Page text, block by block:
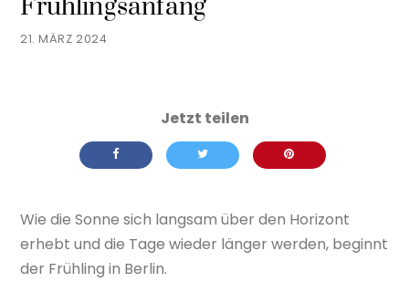
21. MÄRZ 2024
Frühlingsanfang
Wie die Sonne sich langsam über den Horizont
erhebt und die Tage wieder länger werden, beginnt
der Frühling in Berlin.